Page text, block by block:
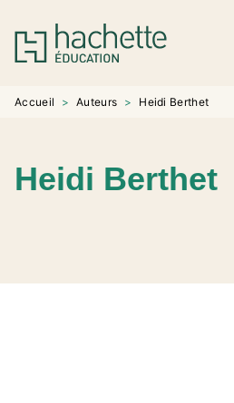
MENU RECHERCHE
PIED DE PAGE
Accueil > Auteurs > Heidi Berthet
Heidi Berthet